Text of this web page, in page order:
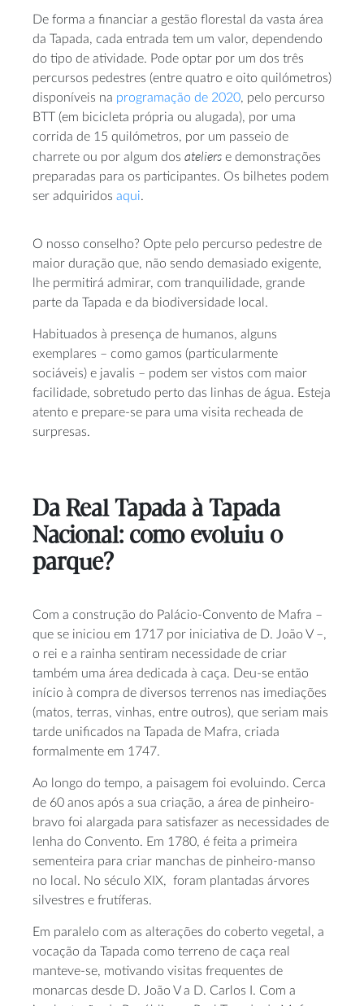
De forma a financiar a gestão florestal da vasta área
da Tapada, cada entrada tem um valor, dependendo
do tipo de atividade. Pode optar por um dos três
percursos pedestres (entre quatro e oito quilómetros)
disponíveis na programação de 2020, pelo percurso
BTT (em bicicleta própria ou alugada), por uma
corrida de 15 quilómetros, por um passeio de
charrete ou por algum dos ateliers e demonstrações
preparadas para os participantes. Os bilhetes podem
ser adquiridos aqui.
O nosso conselho? Opte pelo percurso pedestre de
maior duração que, não sendo demasiado exigente,
lhe permitirá admirar, com tranquilidade, grande
parte da Tapada e da biodiversidade local.
Habituados à presença de humanos, alguns
exemplares – como gamos (particularmente
sociáveis) e javalis – podem ser vistos com maior
facilidade, sobretudo perto das linhas de água. Esteja
atento e prepare-se para uma visita recheada de
surpresas.
Da Real Tapada à Tapada
Nacional: como evoluiu o
parque?
Com a construção do Palácio-Convento de Mafra –
que se iniciou em 1717 por iniciativa de D. João V –,
o rei e a rainha sentiram necessidade de criar
também uma área dedicada à caça. Deu-se então
início à compra de diversos terrenos nas imediações
(matos, terras, vinhas, entre outros), que seriam mais
tarde unificados na Tapada de Mafra, criada
formalmente em 1747.
Ao longo do tempo, a paisagem foi evoluindo. Cerca
de 60 anos após a sua criação, a área de pinheiro-
bravo foi alargada para satisfazer as necessidades de
lenha do Convento. Em 1780, é feita a primeira
sementeira para criar manchas de pinheiro-manso
no local. No século XIX, foram plantadas árvores
silvestres e frutíferas.
Em paralelo com as alterações do coberto vegetal, a
vocação da Tapada como terreno de caça real
manteve-se, motivando visitas frequentes de
monarcas desde D. João V a D. Carlos I. Com a